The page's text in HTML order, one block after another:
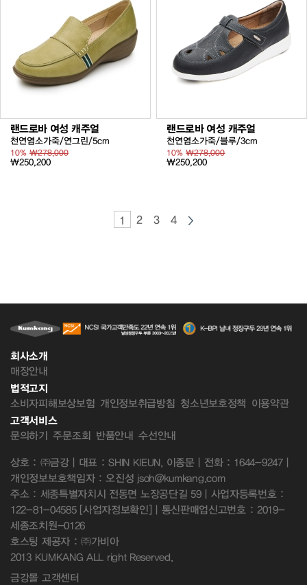
랜드로바 여성 캐주얼
천연염소가죽/연그린/5cm
10% ₩278,000
₩250,200
랜드로바 여성 캐주얼
천연염소가죽/블루/3cm
10%₩278,000
₩250,200
1 2 3 4
회사소개
매장안내
법적고지
소비자피해보상보험 개인정보취급방침 청소년보호정책 이용약관
고객서비스
문의하기 주문조회 반품안내 수선안내
상호 : ㈜금강 | 대표 : SHIN KIEUN, 이종문 | 전화 : 1644-9247 |
개인정보보호책임자 : 오진성 jsoh@kumkang.com
주소 : 세종특별자치시 전동면 노장공단길 59 | 사업자등록번호 :
122-81-04585 [사업자정보확인] | 통신판매업신고번호 : 2019-
세종조치원-0126
호스팅 제공자 : ㈜가비아
2013 KUMKANG ALL right Reserved.
금강몰 고객센터